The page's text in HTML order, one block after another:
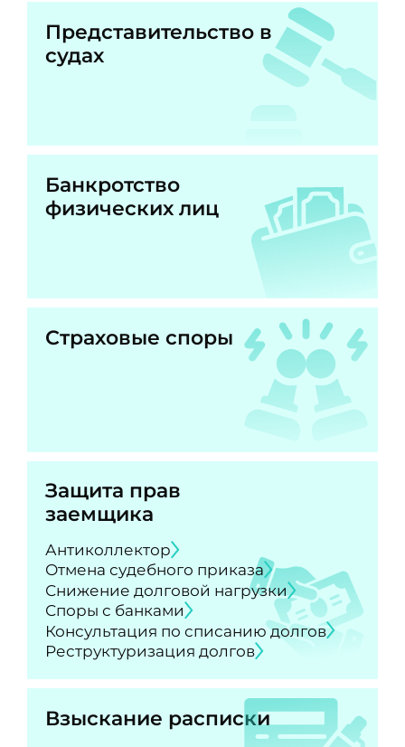
Представительство в
судах
Банкротство
физических лиц
Страховые споры
Защита прав
заемщика
Антиколлектор
Отмена судебного приказа
Снижение долговой нагрузки
Споры с банками
Консультация по списанию долгов
Реструктуризация долгов
Взыскание расписки